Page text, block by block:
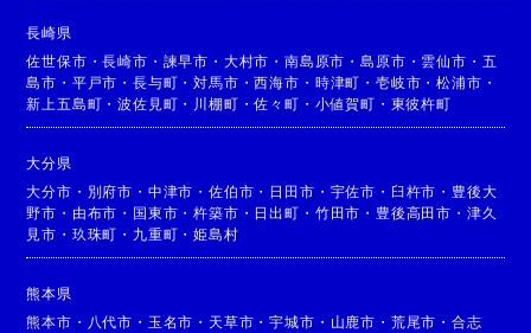
長崎県
佐世保市 ・長崎市 ・ 諫早市 ・ 大村市 ・南島原市 ・島原市 ・ 雲仙市 ・ 五
島市 ・ 平戸市 ・長与町 ・対馬市 ・西海市 ・ 時津町 ・ 壱岐市 ・松浦市 ・
新上五島町 ・波佐見町 ・ 川棚町 ・佐々町 ・ 小値賀町 ・ 東彼杵町
大分県
大分市 ・ 別府市 ・ 中津市 ・佐伯市 ・ 日田市 ・ 宇佐市 ・ 臼杵市 ・ 豊後大
野市 ・ 由布市 ・ 国東市 ・杵築市 ・ 日出町 ・ 竹田市 ・ 豊後高田市 ・ 津久
見市 ・ 玖珠町 ・ 九重町 ・姫島村
熊本県
熊本市 ・ 八代市 ・ 玉名市 ・ 天草市 ・宇城市 ・ 山鹿市 ・ 荒尾市 ・ 合志